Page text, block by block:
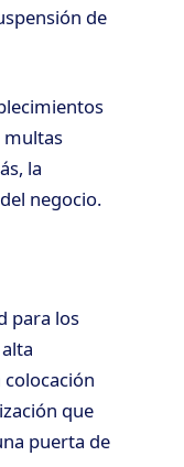
de
multas
la
negocio.
para los
que
puerta de